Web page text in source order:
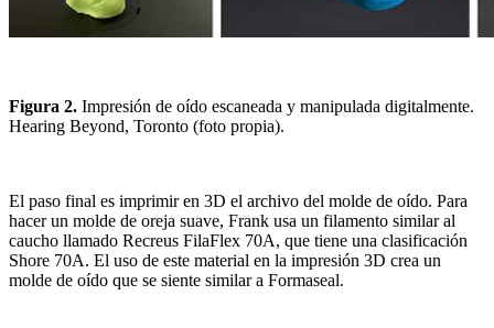
Figura 2. Impresión de oído escaneada y manipulada digitalmente.
Hearing Beyond, Toronto (foto propia).
El paso final es imprimir en 3D el archivo del molde de oído. Para
hacer un molde de oreja suave, Frank usa un filamento similar al
caucho llamado Recreus FilaFlex 70A, que tiene una clasificación
Shore 70A. El uso de este material en la impresión 3D crea un
molde de oído que se siente similar a Formaseal.